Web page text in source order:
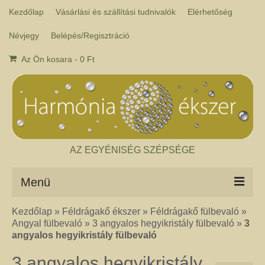
Kezdőlap Vásárlási és szállítási tudnivalók Elérhetőség
Névjegy Belépés/Regisztráció
Az Ön kosara - 0 Ft
AZ EGYÉNISÉG SZÉPSÉGE
Menü
Csakra ékszer
A kézműves csakra ékszer ásványai tulajdonképpen gyógyító kövek, amelyek
a népi hagyományok szerint segítik a csakrák harmónikus működését. Az
határozza meg, hogy melyik csakrához rendeljük. Így lehetséges az, hogy pl.
Kezdőlap » Féldrágakő ékszer » Féldrágakő fülbevaló »
Angyal fülbevaló » 3 angyalos hegyikristály fülbevaló » 3
angyalos hegyikristály fülbevaló